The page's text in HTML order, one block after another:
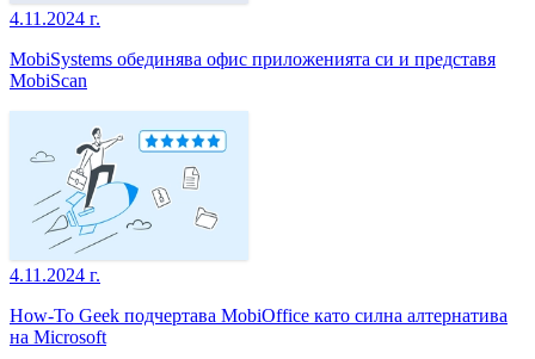
4.11.2024 г.
MobiSystems обединява офис приложенията си и представя
MobiScan
4.11.2024 г.
How-To Geek подчертава MobiOffice като силна алтернатива
на Microsoft